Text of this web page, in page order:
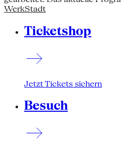
WerkStadt
Ticketshop
Jetzt Tickets sichern
Besuch